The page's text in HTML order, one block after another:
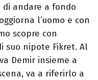
andare a fondo
l’uomo e con
scopre con
suo nipote Fikret. Al
Demir insieme a
va a riferirlo a